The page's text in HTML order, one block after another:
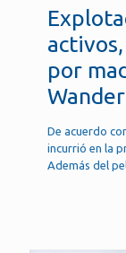
por
De acuerdo
incurrió en la
Además del